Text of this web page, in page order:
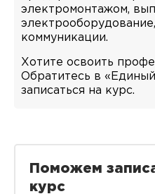
электромонтажом,
коммуникации.
Хотите освоить
Обратитесь в
записаться на курс.
Поможем
курс